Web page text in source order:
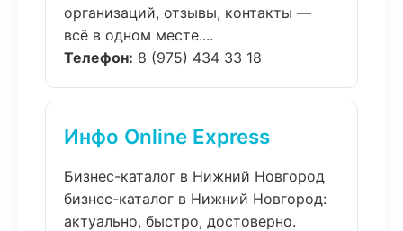
организаций, отзывы, контакты —
всё в одном месте....
Телефон: 8 (975) 434 33 18
Инфо Online Express
Бизнес-каталог в Нижний Новгород
бизнес-каталог в Нижний Новгород:
актуально, быстро, достоверно.